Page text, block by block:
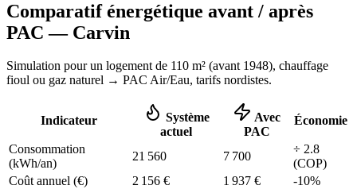
Comparatif énergétique avant / après
PAC — Carvin
Simulation pour un logement de 110 m² (avant 1948), chauffage
fioul ou gaz naturel → PAC Air/Eau, tarifs nordistes.
Indicateur
Système
actuel
Avec
PAC
Économie
Consommation
(kWh/an)
21 560 7 700
÷ 2.8
(COP)
Coût annuel (€)
2 156 € 1 937 € -10%